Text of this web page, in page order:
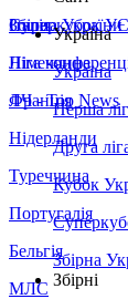
Збірна України
Італія
Німеччина
Франція
Нідерланди
Туреччина
Португалія
Бельгія
МЛС
Суперкубок
Ліга
ЛЧ - Top News
Україна
Україна
Перша
Друга
Кубок
Збірна
Збірні